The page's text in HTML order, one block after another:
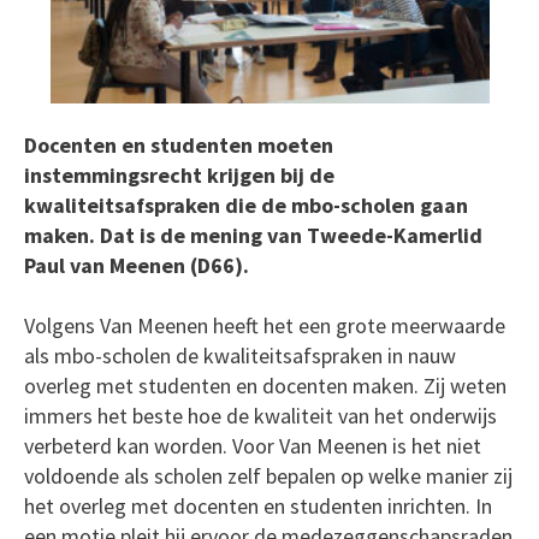
Docenten en studenten moeten
instemmingsrecht krijgen bij de
kwaliteitsafspraken die de mbo-scholen gaan
maken. Dat is de mening van Tweede-Kamerlid
Paul van Meenen (D66).
Volgens Van Meenen heeft het een grote meerwaarde
als mbo-scholen de kwaliteitsafspraken in nauw
overleg met studenten en docenten maken. Zij weten
immers het beste hoe de kwaliteit van het onderwijs
verbeterd kan worden. Voor Van Meenen is het niet
voldoende als scholen zelf bepalen op welke manier zij
het overleg met docenten en studenten inrichten. In